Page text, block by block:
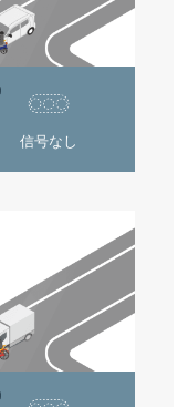
信号なし